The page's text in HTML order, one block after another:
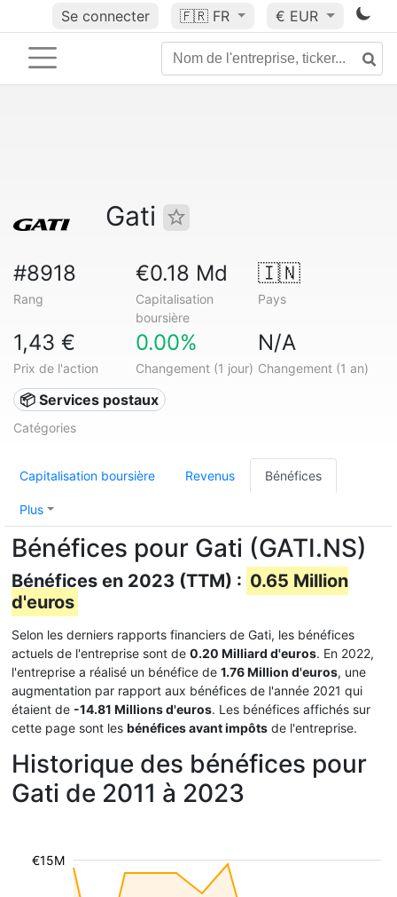
Se connecter 🇫🇷 FR € EUR
Gati
#8918
Rang
€0.18 Md
Capitalisation
boursière
🇮🇳
Pays
1,43 €
Prix de l'action
0.00%
Changement (1 jour)
N/A
Changement (1 an)
📦 Services postaux
Catégories
Capitalisation boursière Revenus Bénéfices
Plus
Bénéfices pour Gati (GATI.NS)
Bénéfices en 2023 (TTM) : 0.65 Million
d'euros
Selon les derniers rapports financiers de Gati, les bénéfices
actuels de l'entreprise sont de 0.20 Milliard d'euros. En 2022,
l'entreprise a réalisé un bénéfice de 1.76 Million d'euros, une
augmentation par rapport aux bénéfices de l'année 2021 qui
étaient de -14.81 Millions d'euros. Les bénéfices affichés sur
cette page sont les bénéfices avant impôts de l'entreprise.
Historique des bénéfices pour
Gati de 2011 à 2023
€15M